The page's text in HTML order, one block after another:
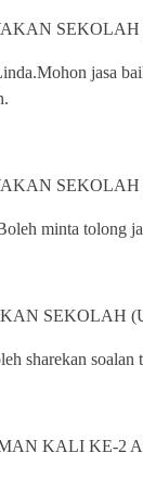
jasa
minta tolong
SEKOLAH
sharekan
KALI KE-2